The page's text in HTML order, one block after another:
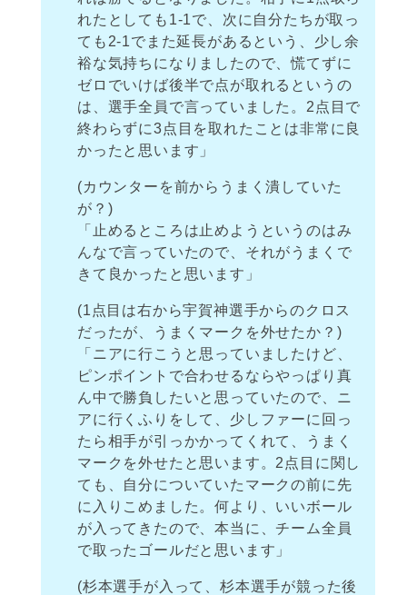
れたとしても1-1で、次に自分たちが取っ
ても2-1でまた延長があるという、少し余
裕な気持ちになりましたので、慌てずに
ゼロでいけば後半で点が取れるというの
は、選手全員で言っていました。2点目で
終わらずに3点目を取れたことは非常に良
かったと思います」
(カウンターを前からうまく潰していた
が？)
「止めるところは止めようというのはみ
んなで言っていたので、それがうまくで
きて良かったと思います」
(1点目は右から宇賀神選手からのクロス
だったが、うまくマークを外せたか？)
「ニアに行こうと思っていましたけど、
ピンポイントで合わせるならやっぱり真
ん中で勝負したいと思っていたので、ニ
アに行くふりをして、少しファーに回っ
たら相手が引っかかってくれて、うまく
マークを外せたと思います。2点目に関し
ても、自分についていたマークの前に先
に入りこめました。何より、いいボール
が入ってきたので、本当に、チーム全員
で取ったゴールだと思います」
(杉本選手が入って、杉本選手が競った後